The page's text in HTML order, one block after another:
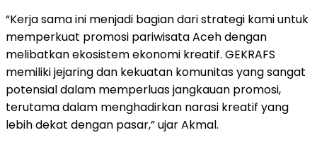
“Kerja sama ini menjadi bagian dari strategi kami untuk
memperkuat promosi pariwisata Aceh dengan
melibatkan ekosistem ekonomi kreatif. GEKRAFS
memiliki jejaring dan kekuatan komunitas yang sangat
potensial dalam memperluas jangkauan promosi,
terutama dalam menghadirkan narasi kreatif yang
lebih dekat dengan pasar,” ujar Akmal.